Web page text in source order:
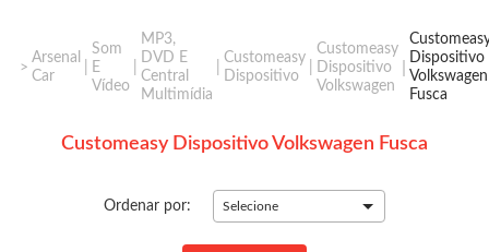
Arsenal
Car
Som
E
Vídeo
MP3,
DVD E
Central
Multimídia
Customeasy
Dispositivo
Customeasy
Dispositivo
Volkswagen
Dispositivo
Volkswagen
Fusca
Customeasy Dispositivo Volkswagen Fusca
Ordenar por: Selecione